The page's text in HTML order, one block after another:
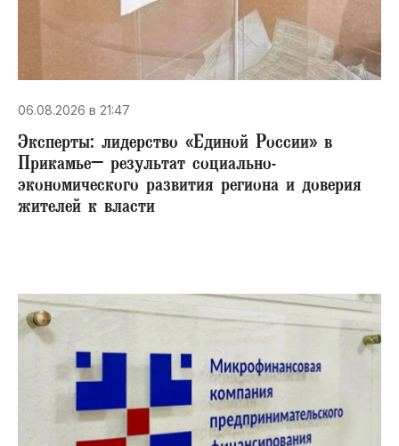
06.08.2026 в 21:47
Эксперты: лидерство «Единой России» в
Прикамье– результат социально-
экономического развития региона и доверия
жителей к власти